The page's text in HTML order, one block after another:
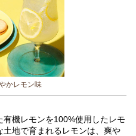
かレモン味
機レモンを100%使用したレモ
地で育まれるレモンは、爽や